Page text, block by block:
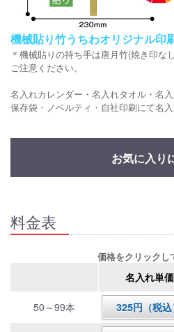
機械貼り竹うちわオリジナル印
＊機械貼りの持ち手は唐月竹(焼き印な
ご注意ください。
名入れカレンダー・名入れタオル・名
保存袋・ノベルティ・自社印刷にて名入
お気に入り
料金表
価格をクリックし
名入れ単価
50～99本 325円（税込